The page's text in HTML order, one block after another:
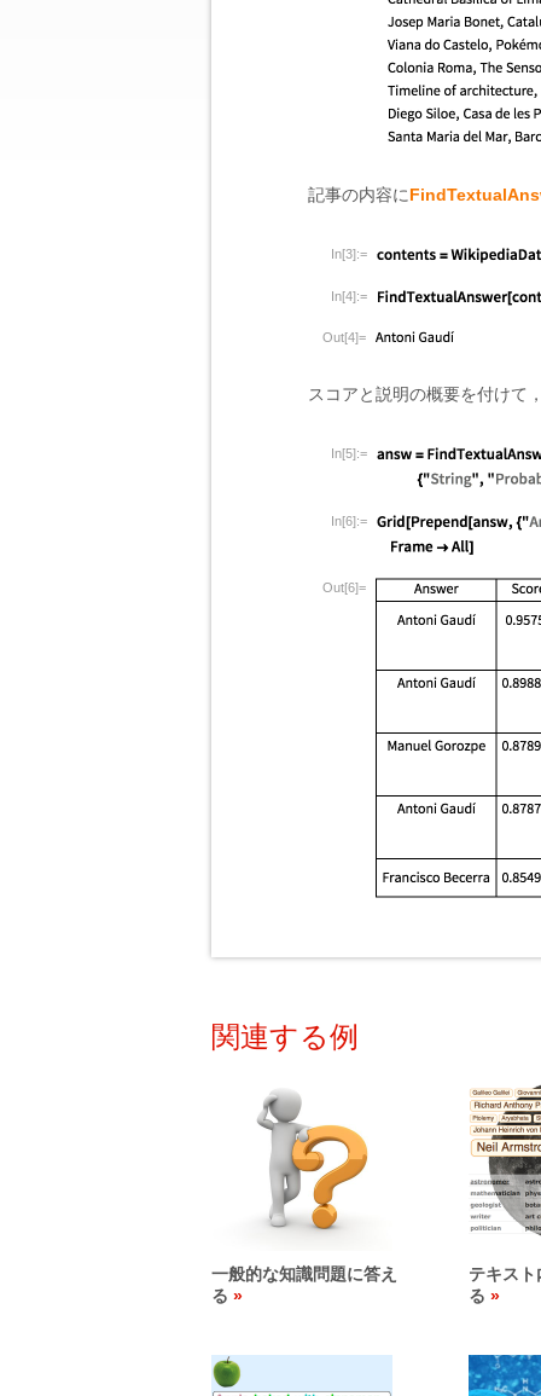
記事の内容に
In[3]:=
In[4]:=
Out[4]=
スコアと説明の概要を付けて
In[5]:=
In[6]:=
Out[6]=
関連する例
一般的な知識問題に答え
る
テキス
る